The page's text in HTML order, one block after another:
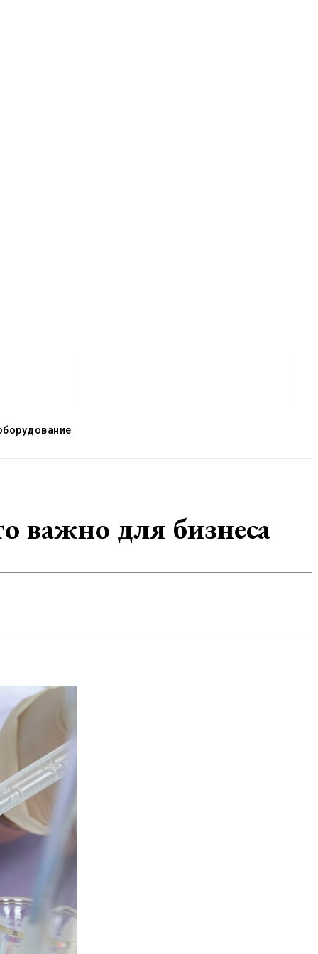
важно для бизнеса